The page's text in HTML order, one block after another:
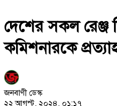
দেশের সকল
কমিশনারকে
জনবাণী ডেস্ক
২২ আগস্ট, ২০২৪, ০১:১৭